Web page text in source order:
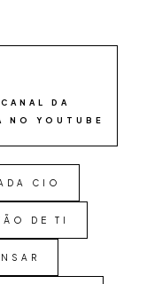
DA
NO YOUTUBE
CIO
DE TI